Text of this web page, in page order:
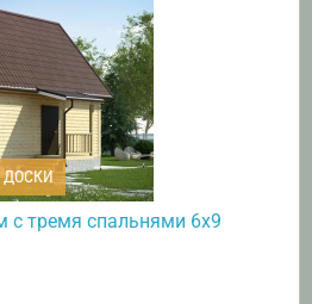
ДОСКИ
тремя спальнями 6х9